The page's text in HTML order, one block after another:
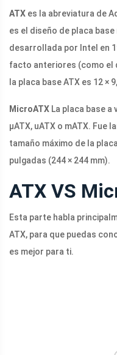
ATX es la abreviatura de
es el diseño de placa
desarrollada por Intel en
facto anteriores (como el
la placa base ATX es 12 ×
MicroATX La placa base
μATX, uATX o mATX. Fue
tamaño máximo de la
pulgadas (244 × 244 mm).
ATX VS
Esta parte habla
ATX, para que puedas
es mejor para ti.